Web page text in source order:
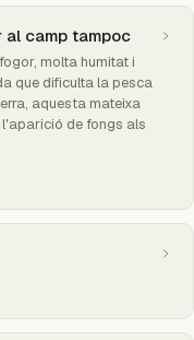
al camp tampoc
molta humitat i
que dificulta la pesca
aquesta mateixa
de fongs als